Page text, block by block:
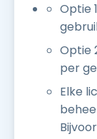
Optie
Optie
per
Elke